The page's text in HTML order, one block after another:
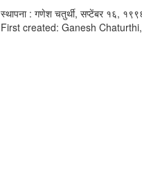
स्थापना : गणेश चतुर्थी, सप्टेंबर १६,
First created: Ganesh